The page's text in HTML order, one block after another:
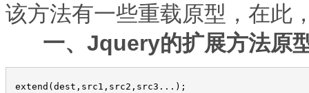
该方法有一些重载原型，在此
一、Jquery的扩展方法原
extend(dest,src1,src2,src3...);